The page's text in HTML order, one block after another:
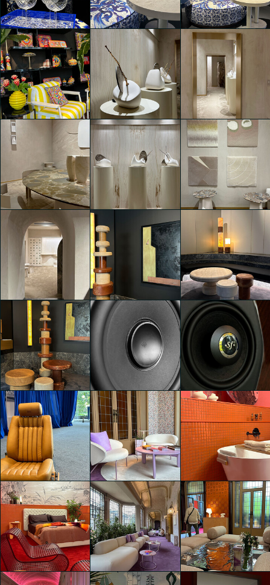
Isabella Erika
Schmalzbauer
Isabella Erika
Schmalzbauer
Isabella Erika
Schmalzbauer
Eventi Fuorisalone 2025
Isabella Erika
Schmalzbauer
Eventi Fuorisalone 2025
Isabella Erika
Schmalzbauer
Eventi Fuorisalone 2025
Isabella Erika
Schmalzbauer
Eventi Fuorisalone 2025
Isabella Erika
Schmalzbauer
Alimonti Milano presenta
Isabella Erika
Schmalzbauer
Alimonti Milano presenta
Magnete Collection
Isabella Erika
Schmalzbauer
Alimonti Milano presenta
Magnete Collection
Isabella Erika
Schmalzbauer
Alimonti Milano presenta
Magnete Collection
Isabella Erika
Schmalzbauer
Alimonti Milano presenta
Magnete Collection
Isabella Erika
Schmalzbauer
Alimonti Milano presenta
Magnete Collection
Isabella Erika
Schmalzbauer
Alimonti Milano presenta
Magnete Collection
Isabella Erika
Schmalzbauer
Alimonti Milano presenta
Magnete Collection
Isabella Erika
Schmalzbauer
Alimonti Milano presenta
Magnete Collection
Isabella Erika
Schmalzbauer
Driving The Future - Un
Racconto Sensoriale
Isabella Erika
Schmalzbauer
Driving The Future - Un
Racconto Sensoriale
Isabella Erika
Schmalzbauer
Driving The Future - Un
Racconto Sensoriale
Isabella Erika
Schmalzbauer
HEARST ITALIA presenta
Elle Decor Alchemica
Isabella Erika
Schmalzbauer
HEARST ITALIA presenta
Elle Decor Alchemica
Isabella Erika
Schmalzbauer